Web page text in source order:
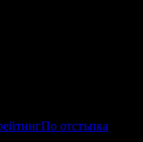
По отстъпка